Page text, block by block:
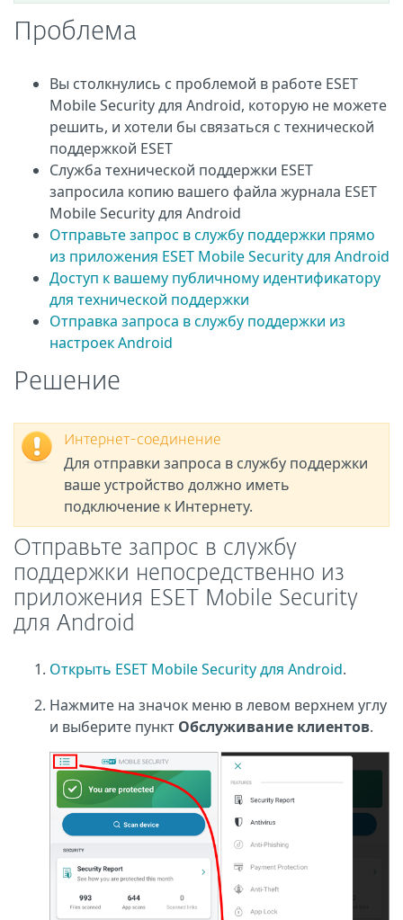
Проблема
Вы столкнулись с проблемой в работе ESET
Mobile Security для Android, которую не можете
решить, и хотели бы связаться с технической
поддержкой ESET
Служба технической поддержки ESET
запросила копию вашего файла журнала ESET
Mobile Security для Android
Отправьте запрос в службу поддержки прямо
из приложения ESET Mobile Security для Android
Доступ к вашему публичному идентификатору
для технической поддержки
Отправка запроса в службу поддержки из
настроек Android
Решение
Интернет-соединение
Для отправки запроса в службу поддержки
ваше устройство должно иметь
подключение к Интернету.
Отправьте запрос в службу
поддержки непосредственно из
приложения ESET Mobile Security
для Android
Открыть ESET Mobile Security для Android.
Нажмите на значок меню в левом верхнем углу
и выберите пункт Обслуживание клиентов.